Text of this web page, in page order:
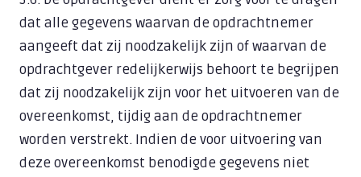
dat alle gegevens waarvan de opdrachtnemer
aangeeft dat zij noodzakelijk zijn of waarvan de
opdrachtgever redelijkerwijs behoort te begrijpen
dat zij noodzakelijk zijn voor het uitvoeren van de
overeenkomst, tijdig aan de opdrachtnemer
worden verstrekt. Indien de voor uitvoering van
deze overeenkomst benodigde gegevens niet